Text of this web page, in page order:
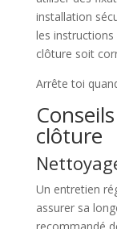
installation
les
clôture soit
Arrête toi
clôture
Un entretien
assurer sa